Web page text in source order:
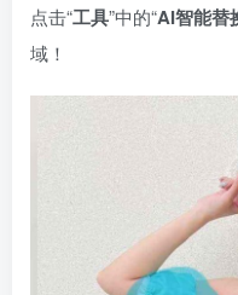
点击“工具”中的“AI智能替
域！